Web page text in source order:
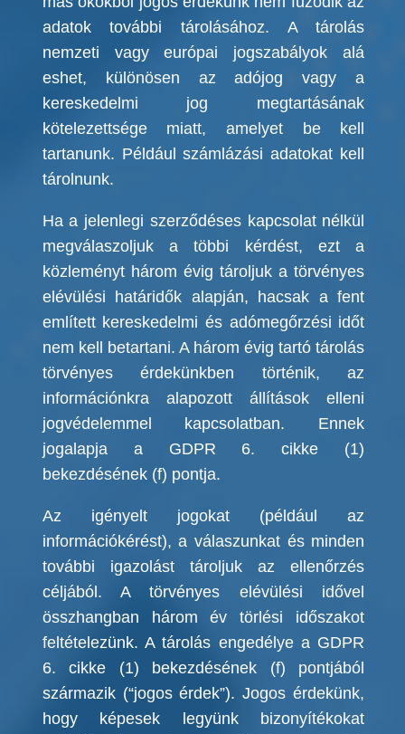
adatok további tárolásához. A tárolás
nemzeti vagy európai jogszabályok alá
eshet, különösen az adójog vagy a
kereskedelmi jog megtartásának
kötelezettsége miatt, amelyet be kell
tartanunk. Például számlázási adatokat kell
tárolnunk.
Ha a jelenlegi szerződéses kapcsolat nélkül
megválaszoljuk a többi kérdést, ezt a
közleményt három évig tároljuk a törvényes
elévülési határidők alapján, hacsak a fent
említett kereskedelmi és adómegőrzési időt
nem kell betartani. A három évig tartó tárolás
törvényes érdekünkben történik, az
információnkra alapozott állítások elleni
jogvédelemmel kapcsolatban. Ennek
jogalapja a GDPR 6. cikke (1)
bekezdésének (f) pontja.
Az igényelt jogokat (például az
információkérést), a válaszunkat és minden
további igazolást tároljuk az ellenőrzés
céljából. A törvényes elévülési idővel
összhangban három év törlési időszakot
feltételezünk. A tárolás engedélye a GDPR
6. cikke (1) bekezdésének (f) pontjából
származik (“jogos érdek”). Jogos érdekünk,
hogy képesek legyünk bizonyítékokat